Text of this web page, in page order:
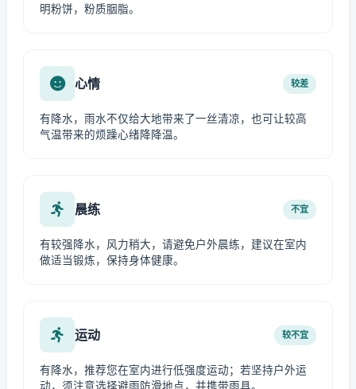
明粉饼，粉质胭脂。
心情 较差
有降水，雨水不仅给大地带来了一丝清凉，也可让较高
气温带来的烦躁心绪降降温。
晨练 不宜
有较强降水，风力稍大，请避免户外晨练，建议在室内
做适当锻炼，保持身体健康。
运动 较不宜
有降水，推荐您在室内进行低强度运动；若坚持户外运
动，须注意选择避雨防滑地点，并携带雨具。